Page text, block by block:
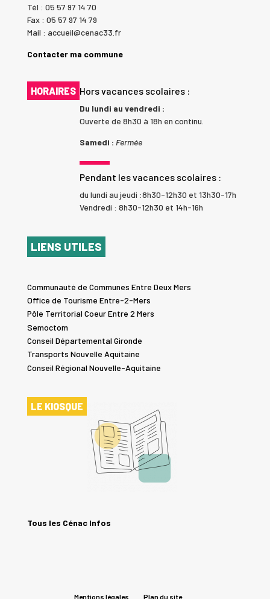
Tél : 05 57 97 14 70
Fax : 05 57 97 14 79
Mail : accueil@cenac33.fr
Contacter ma commune
HORAIRES Hors vacances scolaires :
Du lundi au vendredi :
Ouverte de 8h30 à 18h en continu.
Samedi : Fermée
Pendant les vacances scolaires :
du lundi au jeudi :8h30-12h30 et 13h30-17h
Vendredi : 8h30-12h30 et 14h-16h
LIENS UTILES
Communauté de Communes Entre Deux Mers
Office de Tourisme Entre-2-Mers
Pôle Territorial Coeur Entre 2 Mers
Semoctom
Conseil Départemental Gironde
Transports Nouvelle Aquitaine
Conseil Régional Nouvelle-Aquitaine
LE KIOSQUE
Tous les Cénac Infos
Mentions légales Plan du site